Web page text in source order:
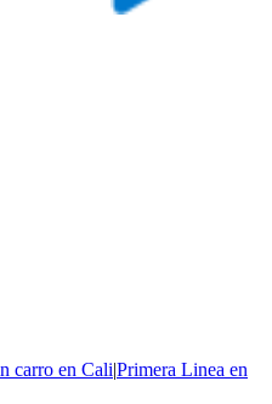
carro en Cali|Primera Linea en